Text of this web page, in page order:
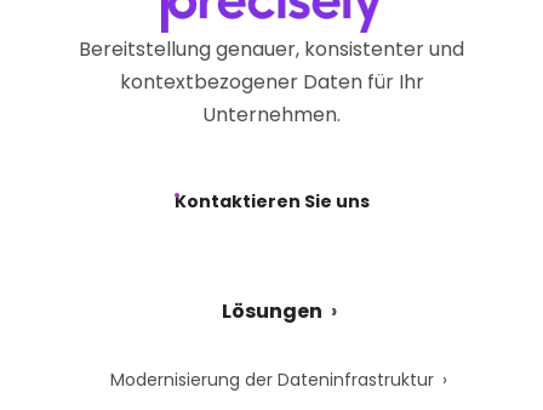
Bereitstellung genauer, konsistenter und
kontextbezogener Daten für Ihr
Unternehmen.
Kontaktieren Sie uns
Lösungen
Modernisierung der Dateninfrastruktur